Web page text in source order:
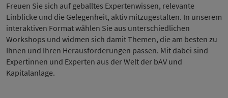
Freuen Sie sich auf geballtes Expertenwissen, relevante
Einblicke und die Gelegenheit, aktiv mitzugestalten. In unserem
interaktiven Format wählen Sie aus unterschiedlichen
Workshops und widmen sich damit Themen, die am besten zu
Ihnen und Ihren Herausforderungen passen. Mit dabei sind
Expertinnen und Experten aus der Welt der bAV und
Kapitalanlage.